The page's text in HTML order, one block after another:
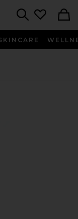
Eau de Parfum 50ml